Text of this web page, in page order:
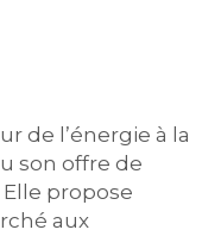
de l’énergie à la
son offre de
propose
aux